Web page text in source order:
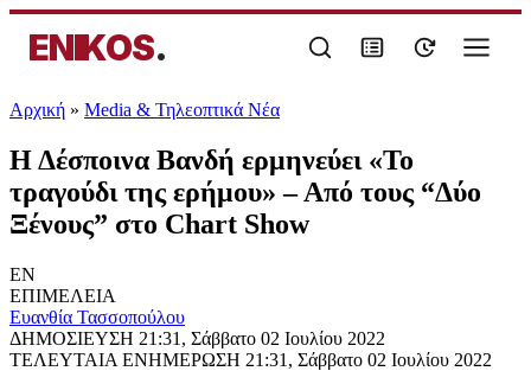
ENIKOS.
Αρχική » Media & Τηλεοπτικά Νέα
Η Δέσποινα Βανδή ερμηνεύει «Το
τραγούδι της ερήμου» – Από τους “Δύο
Ξένους” στο Chart Show
EN
ΕΠΙΜΕΛΕΙΑ
Ευανθία Τασσοπούλου
ΔΗΜΟΣΙΕΥΣΗ 21:31, Σάββατο 02 Ιουλίου 2022
ΤΕΛΕΥΤΑΙΑ ΕΝΗΜΕΡΩΣΗ 21:31, Σάββατο 02 Ιουλίου 2022